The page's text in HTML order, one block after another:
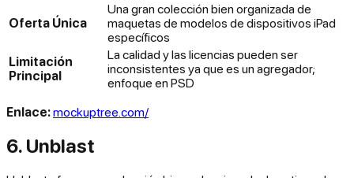
Oferta Única
Una gran colección bien organizada de
maquetas de modelos de dispositivos iPad
específicos
Limitación
Principal
La calidad y las licencias pueden ser
inconsistentes ya que es un agregador;
enfoque en PSD
Enlace:mockuptree.com/
6. Unblast